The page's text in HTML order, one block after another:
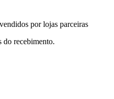
por lojas parceiras
do recebimento.